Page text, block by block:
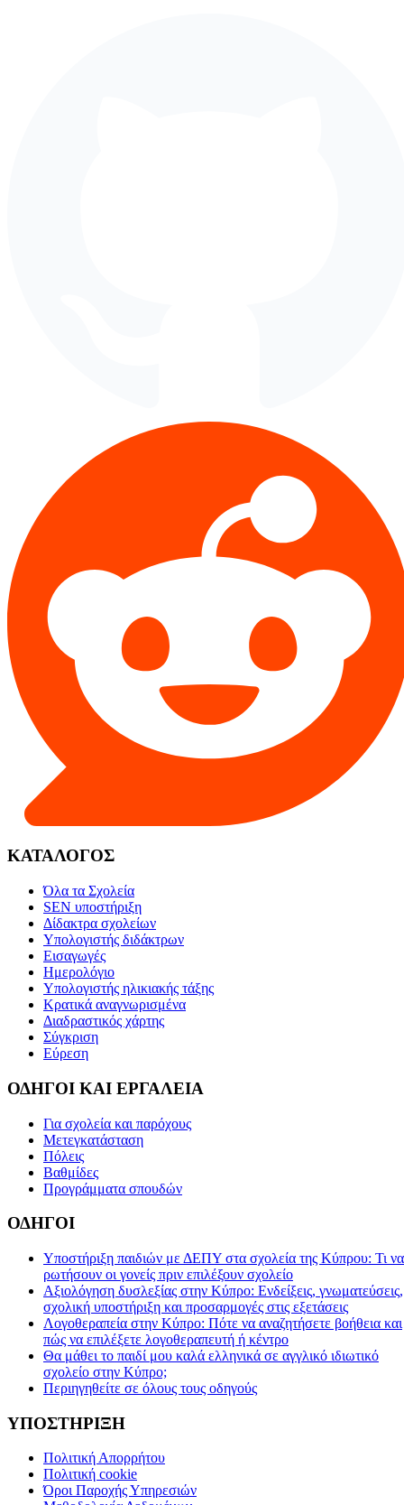
ΚΑΤΑΛΟΓΟΣ
Όλα τα Σχολεία
SEN υποστήριξη
Δίδακτρα σχολείων
Υπολογιστής διδάκτρων
Εισαγωγές
Ημερολόγιο
Υπολογιστής ηλικιακής τάξης
Κρατικά αναγνωρισμένα
Διαδραστικός χάρτης
Σύγκριση
Εύρεση
ΟΔΗΓΟΙ ΚΑΙ ΕΡΓΑΛΕΙΑ
Για σχολεία και παρόχους
Μετεγκατάσταση
Πόλεις
Βαθμίδες
Προγράμματα σπουδών
ΟΔΗΓΟΙ
Υποστήριξη παιδιών με ΔΕΠΥ στα σχολεία της Κύπρου: Τι να
ρωτήσουν οι γονείς πριν επιλέξουν σχολείο
Αξιολόγηση δυσλεξίας στην Κύπρο: Ενδείξεις, γνωματεύσεις,
σχολική υποστήριξη και προσαρμογές στις εξετάσεις
Λογοθεραπεία στην Κύπρο: Πότε να αναζητήσετε βοήθεια και
πώς να επιλέξετε λογοθεραπευτή ή κέντρο
Θα μάθει το παιδί μου καλά ελληνικά σε αγγλικό ιδιωτικό
σχολείο στην Κύπρο;
Περιηγηθείτε σε όλους τους οδηγούς
ΥΠΟΣΤΗΡΙΞΗ
Πολιτική Απορρήτου
Πολιτική cookie
Όροι Παροχής Υπηρεσιών